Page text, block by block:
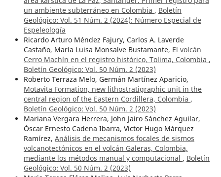
un ambiente subterráneo en Colombia , Boletín
Geológico: Vol. 51 Núm. 2 (2024): Número Especial de
Espeleología
Ricardo Arturo Méndez Fajury, Carlos A. Laverde
Castaño, María Luisa Monsalve Bustamante, El volcán
Cerro Machín en el registro histórico, Tolima, Colombia ,
Boletín Geológico: Vol. 50 Núm. 2 (2023)
Roberto Terraza Melo, Germán Martínez Aparicio,
Motavita Formation, new lithostratigraphic unit in the
central region of the Eastern Cordillera, Colombia ,
Boletín Geológico: Vol. 50 Núm. 2 (2023)
Mariana Vergara Herrera, John Jairo Sánchez Aguilar,
Óscar Ernesto Cadena Ibarra, Víctor Hugo Márquez
Ramírez, Análisis de mecanismos focales de sismos
volcanotectónicos en el volcán Galeras, Colombia,
mediante los métodos manual y computacional , Boletín
Geológico: Vol. 50 Núm. 2 (2023)